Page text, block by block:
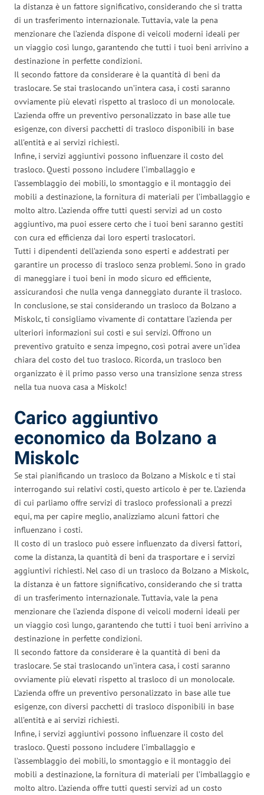
la distanza è un fattore significativo, considerando che si tratta
di un trasferimento internazionale. Tuttavia, vale la pena
menzionare che l’azienda dispone di veicoli moderni ideali per
un viaggio così lungo, garantendo che tutti i tuoi beni arrivino a
destinazione in perfette condizioni.
Il secondo fattore da considerare è la quantità di beni da
traslocare. Se stai traslocando un’intera casa, i costi saranno
ovviamente più elevati rispetto al trasloco di un monolocale.
L’azienda offre un preventivo personalizzato in base alle tue
esigenze, con diversi pacchetti di trasloco disponibili in base
all’entità e ai servizi richiesti.
Infine, i servizi aggiuntivi possono influenzare il costo del
trasloco. Questi possono includere l’imballaggio e
l’assemblaggio dei mobili, lo smontaggio e il montaggio dei
mobili a destinazione, la fornitura di materiali per l’imballaggio e
molto altro. L’azienda offre tutti questi servizi ad un costo
aggiuntivo, ma puoi essere certo che i tuoi beni saranno gestiti
con cura ed efficienza dai loro esperti traslocatori.
Tutti i dipendenti dell’azienda sono esperti e addestrati per
garantire un processo di trasloco senza problemi. Sono in grado
di maneggiare i tuoi beni in modo sicuro ed efficiente,
assicurandosi che nulla venga danneggiato durante il trasloco.
In conclusione, se stai considerando un trasloco da Bolzano a
Miskolc, ti consigliamo vivamente di contattare l’azienda per
ulteriori informazioni sui costi e sui servizi. Offrono un
preventivo gratuito e senza impegno, così potrai avere un’idea
chiara del costo del tuo trasloco. Ricorda, un trasloco ben
organizzato è il primo passo verso una transizione senza stress
nella tua nuova casa a Miskolc!
Carico aggiuntivo
economico da Bolzano a
Miskolc
Se stai pianificando un trasloco da Bolzano a Miskolc e ti stai
interrogando sui relativi costi, questo articolo è per te. L’azienda
di cui parliamo offre servizi di trasloco professionali a prezzi
equi, ma per capire meglio, analizziamo alcuni fattori che
influenzano i costi.
Il costo di un trasloco può essere influenzato da diversi fattori,
come la distanza, la quantità di beni da trasportare e i servizi
aggiuntivi richiesti. Nel caso di un trasloco da Bolzano a Miskolc,
la distanza è un fattore significativo, considerando che si tratta
di un trasferimento internazionale. Tuttavia, vale la pena
menzionare che l’azienda dispone di veicoli moderni ideali per
un viaggio così lungo, garantendo che tutti i tuoi beni arrivino a
destinazione in perfette condizioni.
Il secondo fattore da considerare è la quantità di beni da
traslocare. Se stai traslocando un’intera casa, i costi saranno
ovviamente più elevati rispetto al trasloco di un monolocale.
L’azienda offre un preventivo personalizzato in base alle tue
esigenze, con diversi pacchetti di trasloco disponibili in base
all’entità e ai servizi richiesti.
Infine, i servizi aggiuntivi possono influenzare il costo del
trasloco. Questi possono includere l’imballaggio e
l’assemblaggio dei mobili, lo smontaggio e il montaggio dei
mobili a destinazione, la fornitura di materiali per l’imballaggio e
molto altro. L’azienda offre tutti questi servizi ad un costo